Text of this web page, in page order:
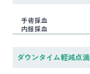
手術採血
内服採血
ダウンタイム軽減点滴